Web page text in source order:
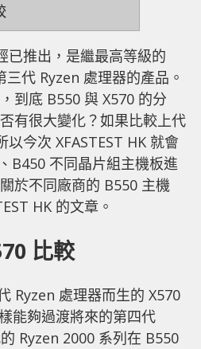
已推出，是繼最高等級的
代 Ryzen 處理器的產品。
到底 B550 與 X570 的分
有很大變化？如果比較上代
今次 XFASTEST HK 就會
B450 不同晶片組主機板進
於不同廠商的 B550 主機
HK 的文章。
比較
Ryzen 處理器而生的 X570
能夠過渡將來的第四代
Ryzen 2000 系列在 B550